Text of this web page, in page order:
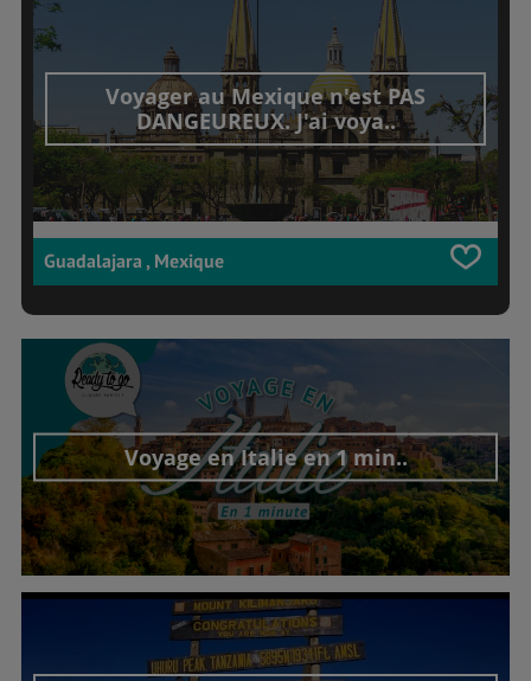
Voyager au Mexique n'est PAS
DANGEUREUX. J'ai voya..
Guadalajara , Mexique
Voyage en Italie en 1 min..
Découvrir cet interview